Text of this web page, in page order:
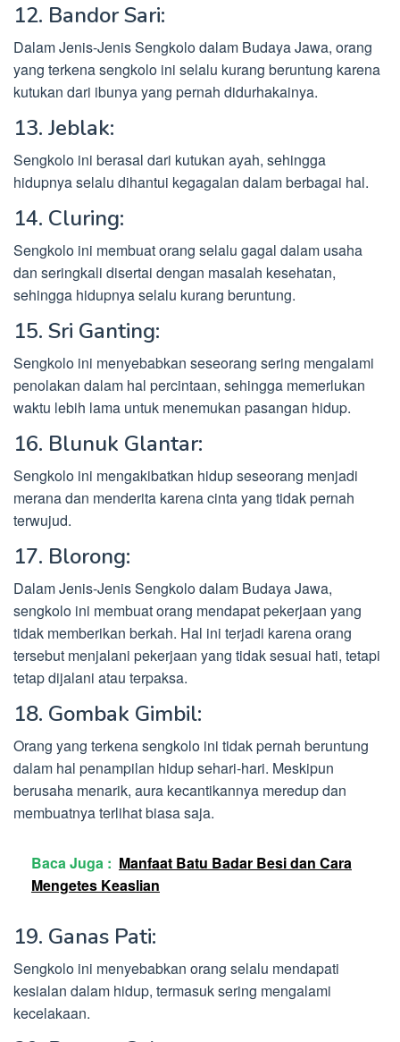
12. Bandor Sari:
Dalam Jenis-Jenis Sengkolo dalam Budaya Jawa, orang
yang terkena sengkolo ini selalu kurang beruntung karena
kutukan dari ibunya yang pernah didurhakainya.
13. Jeblak:
Sengkolo ini berasal dari kutukan ayah, sehingga
hidupnya selalu dihantui kegagalan dalam berbagai hal.
14. Cluring:
Sengkolo ini membuat orang selalu gagal dalam usaha
dan seringkali disertai dengan masalah kesehatan,
sehingga hidupnya selalu kurang beruntung.
15. Sri Ganting:
Sengkolo ini menyebabkan seseorang sering mengalami
penolakan dalam hal percintaan, sehingga memerlukan
waktu lebih lama untuk menemukan pasangan hidup.
16. Blunuk Glantar:
Sengkolo ini mengakibatkan hidup seseorang menjadi
merana dan menderita karena cinta yang tidak pernah
terwujud.
17. Blorong:
Dalam Jenis-Jenis Sengkolo dalam Budaya Jawa,
sengkolo ini membuat orang mendapat pekerjaan yang
tidak memberikan berkah. Hal ini terjadi karena orang
tersebut menjalani pekerjaan yang tidak sesuai hati, tetapi
tetap dijalani atau terpaksa.
18. Gombak Gimbil:
Orang yang terkena sengkolo ini tidak pernah beruntung
dalam hal penampilan hidup sehari-hari. Meskipun
berusaha menarik, aura kecantikannya meredup dan
membuatnya terlihat biasa saja.
Baca Juga : Manfaat Batu Badar Besi dan Cara
Mengetes Keaslian
19. Ganas Pati:
Sengkolo ini menyebabkan orang selalu mendapati
kesialan dalam hidup, termasuk sering mengalami
kecelakaan.